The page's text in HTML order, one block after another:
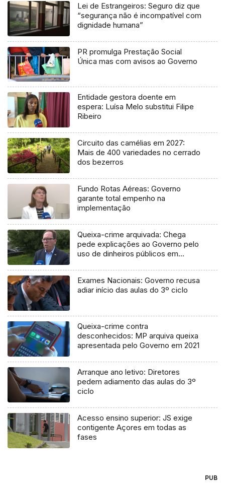
Lei de Estrangeiros: Seguro diz que
“segurança não é incompatível com
dignidade humana”
PR promulga Prestação Social
Única mas com avisos ao Governo
Entidade gestora doente em
espera: Luísa Melo substitui Filipe
Ribeiro
Circuito das camélias em 2027:
Mais de 400 variedades no cerrado
dos bezerros
Fundo Rotas Aéreas: Governo
garante total empenho na
implementação
Queixa-crime arquivada: Chega
pede explicações ao Governo pelo
uso de dinheiros públicos em
Exames Nacionais: Governo recusa
adiar início das aulas do 3º ciclo
Queixa-crime contra
desconhecidos: MP arquiva queixa
apresentada pelo Governo em 2021
Arranque ano letivo: Diretores
pedem adiamento das aulas do 3º
ciclo
Acesso ensino superior: JS exige
contigente Açores em todas as
fases
PUB